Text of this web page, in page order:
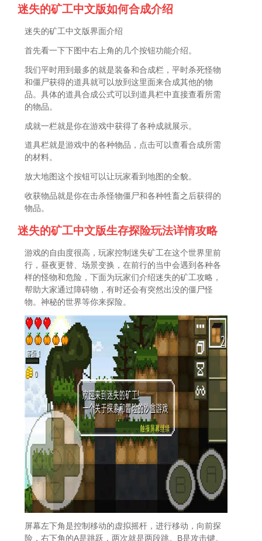
迷失的矿工中文版如何合成介绍
迷失的矿工中文版界面介绍
首先看一下下图中右上角的几个按钮功能介绍。
我们平时用到最多的就是装备和合成栏，平时杀死怪物
和僵尸获得的道具就可以放到这里面来合成其他的物
品。具体的道具合成公式可以到道具栏中直接查看所需
的物品。
成就一栏就是你在游戏中获得了各种成就展示。
道具栏就是游戏中的各种物品，点击可以查看合成所需
的材料。
放大地图这个按钮可以让玩家看到地图的全貌。
收获物品就是你在击杀怪物僵尸和各种牲畜之后获得的
物品。
迷失的矿工中文版生存探险玩法详情攻略
游戏的自由度很高，玩家控制迷失矿工在这个世界里前
行，昼夜更替、场景变换，在前行的当中会遇到各种各
样的怪物和危险，下面为玩家们介绍迷失的矿工攻略，
帮助大家通过障碍物，有时还会有突然出没的僵尸怪
物。神秘的世界等你来探险。
屏幕左下角是控制移动的虚拟摇杆，进行移动，向前探
险，右下角的A是跳跃，两次就是两段跳。B是攻击键。